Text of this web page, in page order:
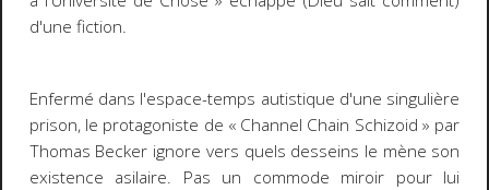
d'une fiction.
Enfermé dans l'espace-temps autistique d'une singulière
prison, le protagoniste de « Channel Chain Schizoid » par
Thomas Becker ignore vers quels desseins le mène son
existence asilaire. Pas un commode miroir pour lui